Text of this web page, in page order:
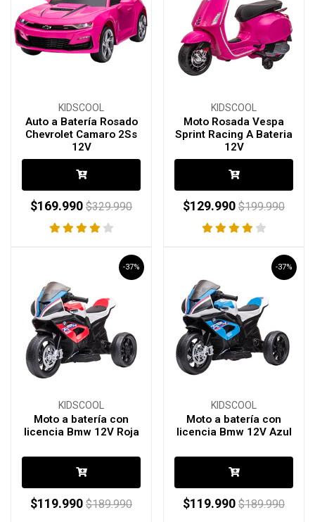
KIDSCOOL
Auto a Batería Rosado
Chevrolet Camaro 2Ss
12V
$169.990 $329.990
KIDSCOOL
Moto Rosada Vespa
Sprint Racing A Bateria
12V
$129.990 $199.990
-37%
KIDSCOOL
Moto a batería con
licencia Bmw 12V Roja
$119.990 $189.990
-37%
KIDSCOOL
Moto a batería con
licencia Bmw 12V Azul
$119.990 $189.990